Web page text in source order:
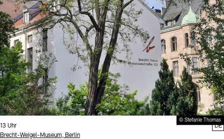
© Stefanie Thomas
Uhrzeit:
13 Uhr
Standort
Brecht-Weigel-Museum, Berlin
DE